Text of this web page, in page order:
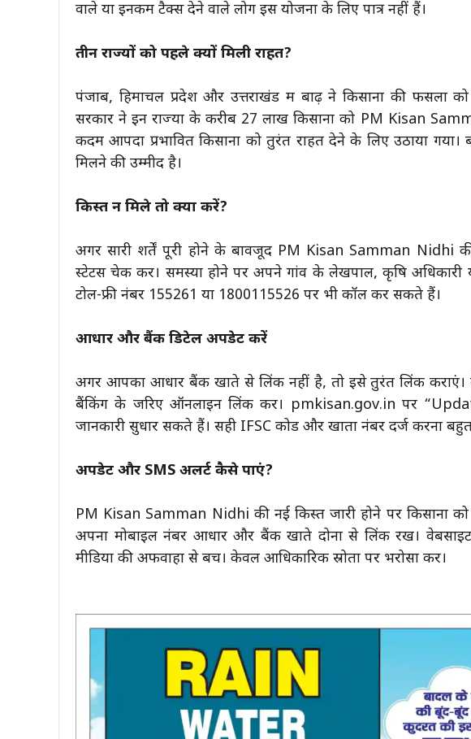
वाले या इनकम टैक्स देने वाले लोग इस योजना के लिए पात्र नहीं हैं।
तीन राज्यों को पहले क्यों मिली राहत?
पंजाब, हिमाचल प्रदेश और उत्तराखंड में बाढ़ ने किसानों की फसलों को
सरकार ने इन राज्यों के करीब 27 लाख किसानों को PM Kisan
कदम आपदा प्रभावित किसानों को तुरंत राहत देने के लिए उठाया गया।
मिलने की उम्मीद है।
किस्त न मिले तो क्या करें?
अगर सारी शर्तें पूरी होने के बावजूद PM Kisan Samman Nidhi
स्टेटस चेक करें। समस्या होने पर अपने गांव के लेखपाल, कृषि
टोल-फ्री नंबर 155261 या 1800115526 पर भी कॉल कर सकते हैं।
आधार और बैंक डिटेल अपडेट करें
अगर आपका आधार बैंक खाते से लिंक नहीं है, तो इसे तुरंत लिंक कराएं।
बैंकिंग के जरिए ऑनलाइन लिंक करें। pmkisan.gov.in पर
जानकारी सुधार सकते हैं। सही IFSC कोड और खाता नंबर दर्ज करना
अपडेट और SMS अलर्ट कैसे पाएं?
PM Kisan Samman Nidhi की नई किस्त जारी होने पर किसानों
अपना मोबाइल नंबर आधार और बैंक खाते दोनों से लिंक रखें।
मीडिया की अफवाहों से बचें। केवल आधिकारिक स्रोतों पर भरोसा करें।